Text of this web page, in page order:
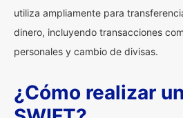
utiliza ampliamente para
dinero, incluyendo transacciones
personales y cambio de divisas.
¿Cómo realizar